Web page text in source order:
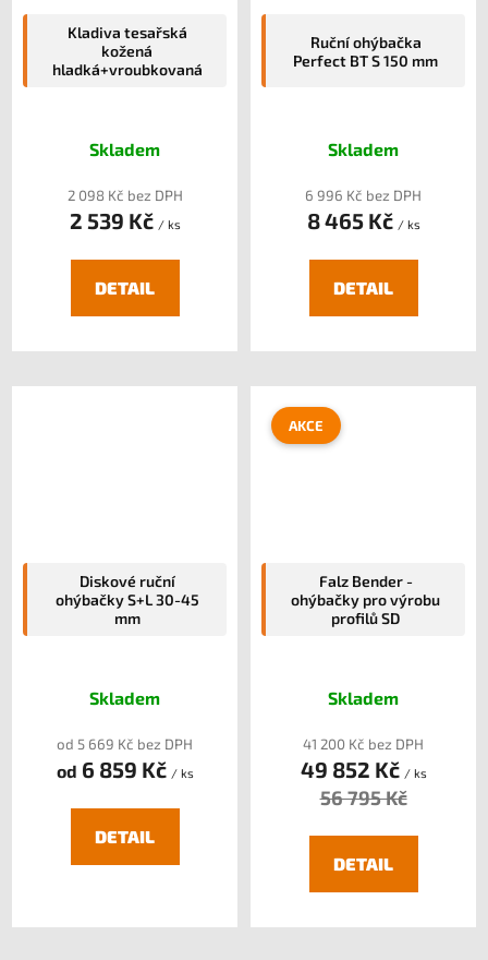
Kladiva tesařská
kožená
hladká+vroubkovaná
Skladem
2 098 Kč bez DPH
2 539 Kč / ks
DETAIL
Ruční ohýbačka
Perfect BT S 150 mm
Skladem
6 996 Kč bez DPH
8 465 Kč / ks
DETAIL
Diskové ruční
ohýbačky S+L 30-45
mm
Skladem
od 5 669 Kč bez DPH
od 6 859 Kč / ks
DETAIL
AKCE
Falz Bender -
ohýbačky pro výrobu
profilů SD
Skladem
41 200 Kč bez DPH
49 852 Kč / ks
56 795 Kč
DETAIL